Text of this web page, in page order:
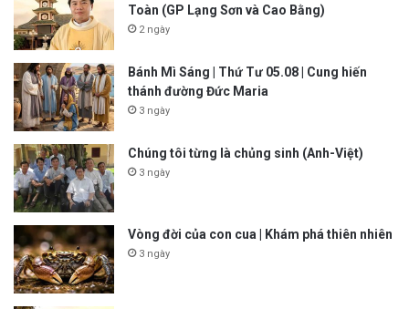
Toàn (GP Lạng Sơn và Cao Bằng)
2 ngày
Bánh Mì Sáng | Thứ Tư 05.08 | Cung hiến
thánh đường Đức Maria
3 ngày
Chúng tôi từng là chủng sinh (Anh-Việt)
3 ngày
Vòng đời của con cua | Khám phá thiên nhiên
3 ngày